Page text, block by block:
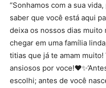
“Sonhamos com a sua
saber que você está aqui
deixa os nossos dias muito
chegar em uma família
titias que já te amam
ansiosos por
escolhi; antes de você